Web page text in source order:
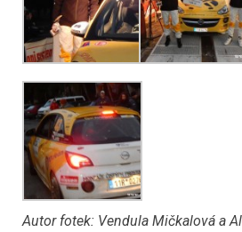
Autor fotek: Vendula Mičkalová a